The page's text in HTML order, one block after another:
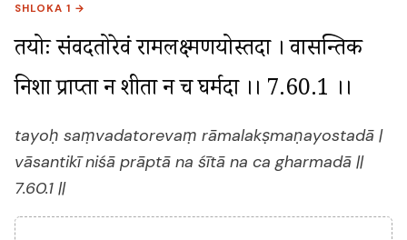
SHLOKA 1 →
तयोः संवदतोरेवं रामलक्ष्मणयोस्तदा । वासन्तिकी
निशा प्राप्ता न शीता न च घर्मदा ।। 7.60.1 ।।
tayoḥ saṃvadatorevaṃ rāmalakṣmaṇayostadā |
vāsantikī niśā prāptā na śītā na ca gharmadā ||
7.60.1 ||